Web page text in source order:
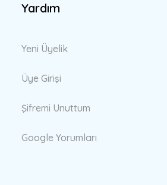
Yardım
Yeni Üyelik
Üye Girişi
Şifremi Unuttum
Google Yorumları